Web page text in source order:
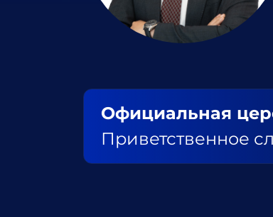
Официальная
Приветственное